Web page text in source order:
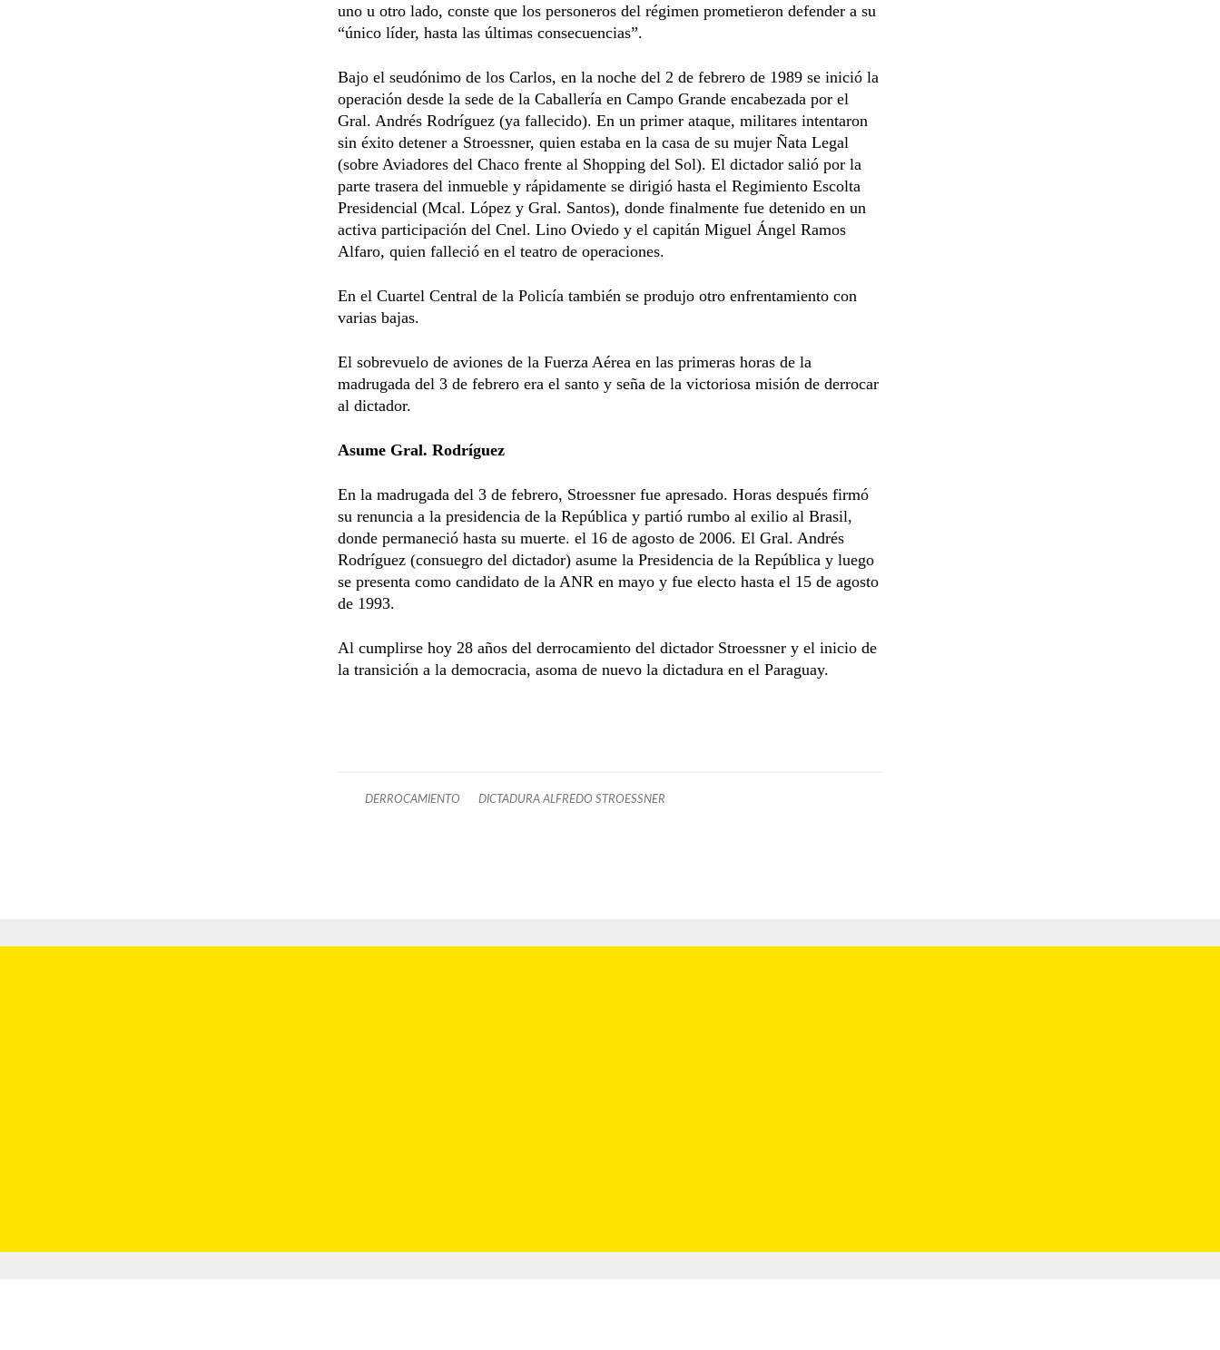
uno u otro lado, conste que los personeros del régimen prometieron defender a su
“único líder, hasta las últimas consecuencias”.
Bajo el seudónimo de los Carlos, en la noche del 2 de febrero de 1989 se inició la
operación desde la sede de la Caballería en Campo Grande encabezada por el
Gral. Andrés Rodríguez (ya fallecido). En un primer ataque, militares intentaron
sin éxito detener a Stroessner, quien estaba en la casa de su mujer Ñata Legal
(sobre Aviadores del Chaco frente al Shopping del Sol). El dictador salió por la
parte trasera del inmueble y rápidamente se dirigió hasta el Regimiento Escolta
Presidencial (Mcal. López y Gral. Santos), donde finalmente fue detenido en un
activa participación del Cnel. Lino Oviedo y el capitán Miguel Ángel Ramos
Alfaro, quien falleció en el teatro de operaciones.
En el Cuartel Central de la Policía también se produjo otro enfrentamiento con
varias bajas.
El sobrevuelo de aviones de la Fuerza Aérea en las primeras horas de la
madrugada del 3 de febrero era el santo y seña de la victoriosa misión de derrocar
al dictador.
Asume Gral. Rodríguez
En la madrugada del 3 de febrero, Stroessner fue apresado. Horas después firmó
su renuncia a la presidencia de la República y partió rumbo al exilio al Brasil,
donde permaneció hasta su muerte. el 16 de agosto de 2006. El Gral. Andrés
Rodríguez (consuegro del dictador) asume la Presidencia de la República y luego
se presenta como candidato de la ANR en mayo y fue electo hasta el 15 de agosto
de 1993.
Al cumplirse hoy 28 años del derrocamiento del dictador Stroessner y el inicio de
la transición a la democracia, asoma de nuevo la dictadura en el Paraguay.
DERROCAMIENTO DICTADURA ALFREDO STROESSNER